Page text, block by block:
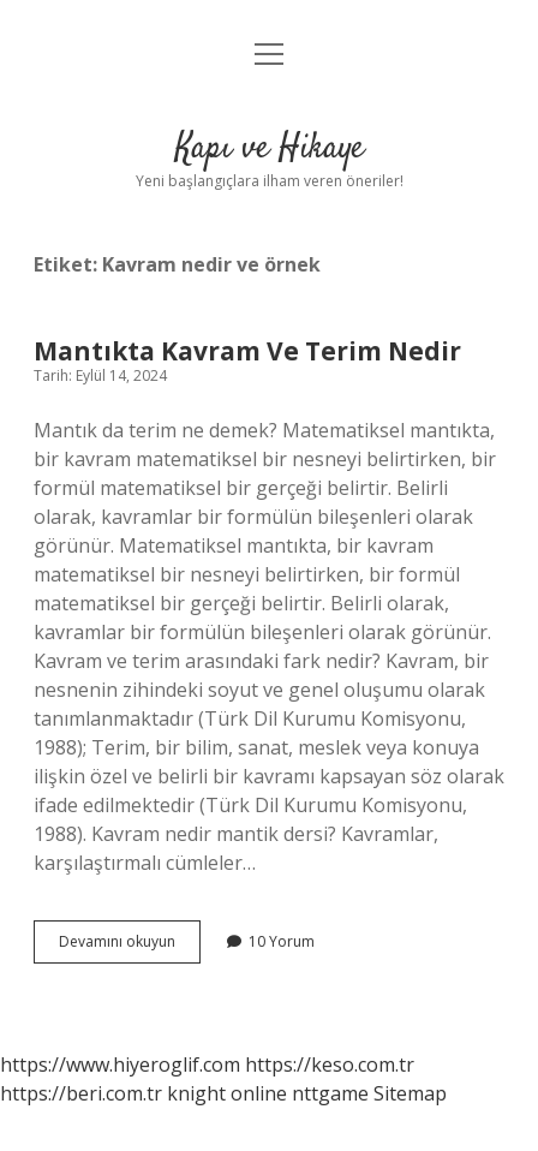
Anasayfa
Yasal Uyarı
menüyü
Kapı ve Hikaye
Yeni başlangıçlara ilham veren öneriler!
Etiket: Kavram nedir ve örnek
Mantıkta Kavram Ve Terim Nedir
Tarih: Eylül 14, 2024
Mantık da terim ne demek? Matematiksel mantıkta,
bir kavram matematiksel bir nesneyi belirtirken, bir
formül matematiksel bir gerçeği belirtir. Belirli
olarak, kavramlar bir formülün bileşenleri olarak
görünür. Matematiksel mantıkta, bir kavram
matematiksel bir nesneyi belirtirken, bir formül
matematiksel bir gerçeği belirtir. Belirli olarak,
kavramlar bir formülün bileşenleri olarak görünür.
Kavram ve terim arasındaki fark nedir? Kavram, bir
nesnenin zihindeki soyut ve genel oluşumu olarak
tanımlanmaktadır (Türk Dil Kurumu Komisyonu,
1988); Terim, bir bilim, sanat, meslek veya konuya
ilişkin özel ve belirli bir kavramı kapsayan söz olarak
ifade edilmektedir (Türk Dil Kurumu Komisyonu,
1988). Kavram nedir mantik dersi? Kavramlar,
karşılaştırmalı cümleler…
Devamını okuyun Mantıkta
Kavram
10 Yorum
https://www.hiyeroglif.com https://keso.com.tr
https://beri.com.tr knight online nttgame Sitemap